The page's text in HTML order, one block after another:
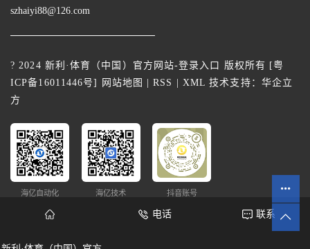
szhaiyi88@126.com
? 2024 新利·体育（中国）官方网站-登录入口 版权所有 [粤
ICP备16011446号] 网站地图 |RSS XML 技术支持： 华企立
方
海亿自动化 海亿技术 抖音账号
电话 联系